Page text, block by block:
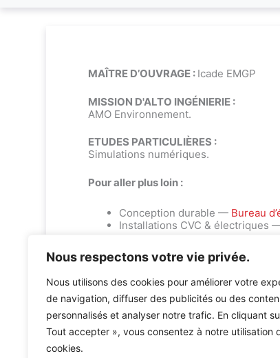
Nous respectons votre vie privée.
Nous utilisons des cookies pour améliorer votre
de navigation, diffuser des publicités ou des
personnalisés et analyser notre trafic. En cliquant
Tout accepter », vous consentez à notre utilisation
cookies.
MAÎTRE D’OUVRAGE : Icade EMGP
MISSION D'ALTO INGÉNIERIE :
AMO Environnement.
ETUDES PARTICULIÈRES :
Simulations numériques.
Pour aller plus loin :
Conception durable — Bureau
Installations CVC & électriques
Accueil » PROJET 287 – EMGP A